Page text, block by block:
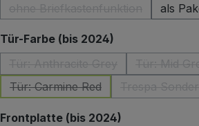
(Diese Option ist zurzeit
als
Tür-Farbe (bis 2024)
(Diese Option ist zurzeit nicht
Tür: Carmine Red
(Diese Option ist zurzeit nicht
Frontplatte (bis 2024)